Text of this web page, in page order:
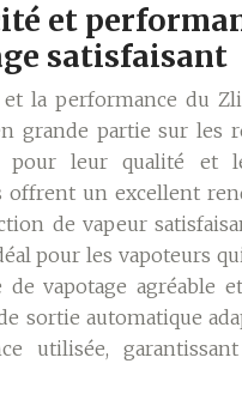
et
satisfaisant
et la performance du
grande partie sur les
pour leur qualité et
offrent un excellent
de vapeur
pour les vapoteurs
de vapotage agréable
sortie automatique
utilisée,